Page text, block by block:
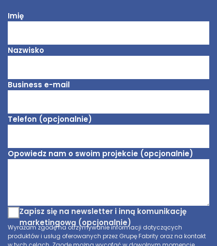
Imię
Nazwisko
Business e-mail
Telefon (opcjonalnie)
Opowiedz nam o swoim projekcie (opcjonalnie)
Zapisz się na newsletter i inną komunikację
marketingową (opcjonalnie)
Wyrażam zgodę na otrzymywanie informacji dotyczących
produktów i usług oferowanych przez Grupę Fabrity oraz na kontakt